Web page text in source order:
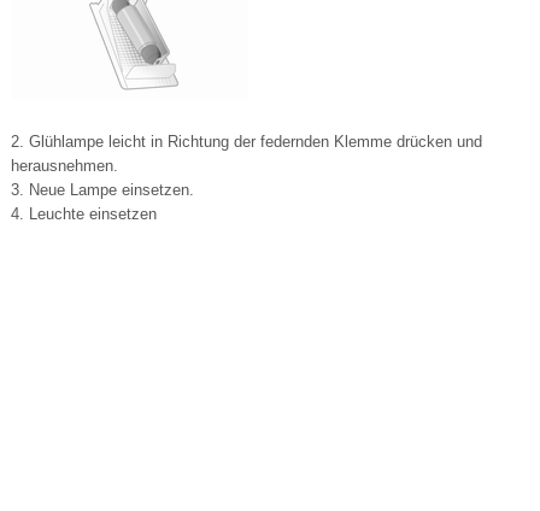
2. Glühlampe leicht in Richtung der federnden Klemme drücken und
herausnehmen.
3. Neue Lampe einsetzen.
4. Leuchte einsetzen